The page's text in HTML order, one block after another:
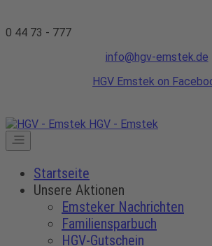
0 44 73 - 777
info@hgv-emstek.de
HGV Emstek on
HGV - Emstek
Startseite
Unsere Aktionen
Emsteker Nachrichten
Familiensparbuch
HGV-Gutschein